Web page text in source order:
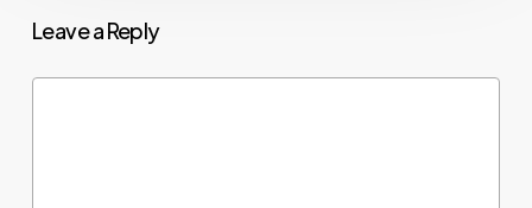
Leave a Reply